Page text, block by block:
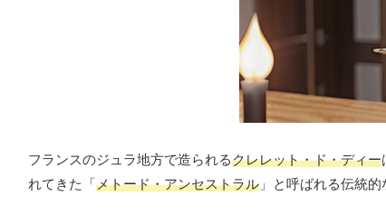
フランスのジュラ地方で造られるクレレット・ド・ディー
れてきた「メトード・アンセストラル 」と呼ばれる伝統的